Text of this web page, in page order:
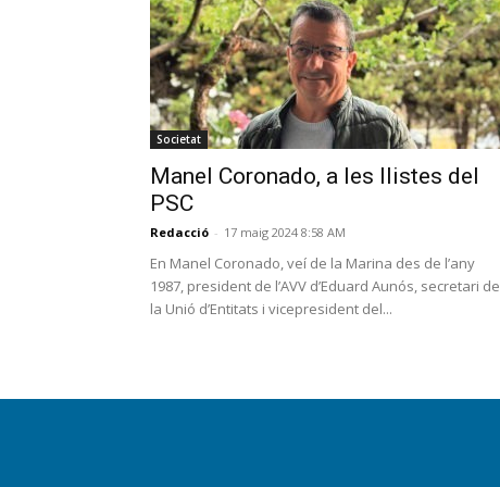
Societat
Manel Coronado, a les llistes del
PSC
Redacció - 17 maig 2024 8:58 AM
En Manel Coronado, veí de la Marina des de l’any
1987, president de l’AVV d’Eduard Aunós, secretari de
la Unió d’Entitats i vicepresident del...